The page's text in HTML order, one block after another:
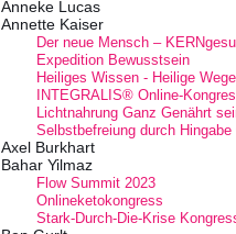
Anneke Lucas
Annette Kaiser
Der neue Mensch –
Expedition Bewusstsein
Heiliges Wissen - Heilige Wege
INTEGRALIS® Online-
Lichtnahrung Ganz Genährt
Selbstbefreiung durch
Axel Burkhart
Bahar Yilmaz
Flow Summit 2023
Onlineketokongress
Stark-Durch-Die-Krise